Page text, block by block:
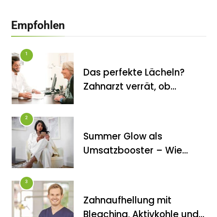
Empfohlen
1
Das perfekte Lächeln?
Zahnarzt verrät, ob
2
Summer Glow als
Umsatzbooster – Wie
3
Zahnaufhellung mit
FITNESS
Die perfekten Liegestütze